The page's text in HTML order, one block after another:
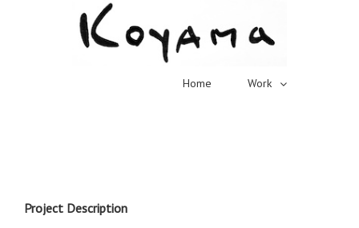
Home Work
Project Description